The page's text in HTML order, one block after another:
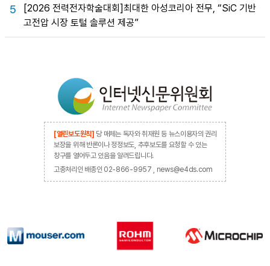
5
[2026 전력전자학술대회]최대한 아성코리아 전무, “SiC 기반
고전압 시장 토털 솔루션 제공”
[열린보도원칙] 당 매체는 독자와 취재원 등 뉴스이용자의 권리
보장을 위해 반론이나 정정보도, 추후보도를 요청할 수 있는
창구를 열어두고 있음을 알려드립니다.
고충처리인 배종인 02-866-9957 , news@e4ds.com